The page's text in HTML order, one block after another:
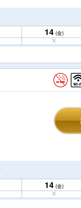
14 (金)
14 (金)